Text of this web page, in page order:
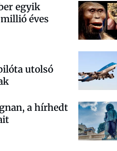
egyik
éves
utolsó
a hírhedt